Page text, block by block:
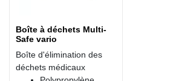
Boîte à déchets Multi-
Safe vario
Boîte d'élimination des
déchets médicaux